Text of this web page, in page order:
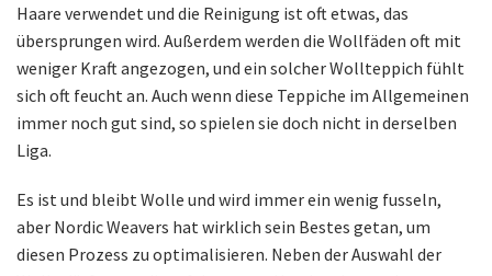
Haare verwendet und die Reinigung ist oft etwas, das
übersprungen wird. Außerdem werden die Wollfäden oft mit
weniger Kraft angezogen, und ein solcher Wollteppich fühlt
sich oft feucht an. Auch wenn diese Teppiche im Allgemeinen
immer noch gut sind, so spielen sie doch nicht in derselben
Liga.
Es ist und bleibt Wolle und wird immer ein wenig fusseln,
aber Nordic Weavers hat wirklich sein Bestes getan, um
diesen Prozess zu optimalisieren. Neben der Auswahl der